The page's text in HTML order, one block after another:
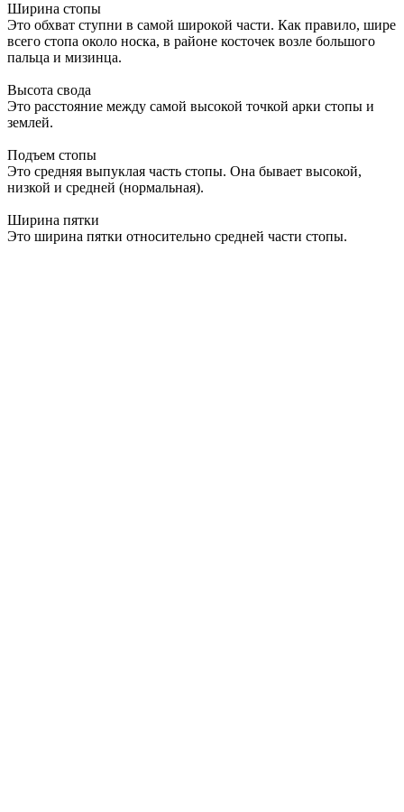
Ширина стопы
Это обхват ступни в самой широкой части. Как правило, шире
всего стопа около носка, в районе косточек возле большого
пальца и мизинца.
Высота свода
Это расстояние между самой высокой точкой арки стопы и
землей.
Подъем стопы
Это средняя выпуклая часть стопы. Она бывает высокой,
низкой и средней (нормальная).
Ширина пятки
Это ширина пятки относительно средней части стопы.